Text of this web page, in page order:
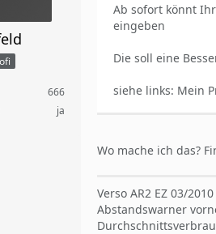
666
ja
Ab sofort könnt
eingeben
Die soll eine
siehe links: Mein
Wo mache ich das?
Verso AR2 EZ 03/
Abstandswarner